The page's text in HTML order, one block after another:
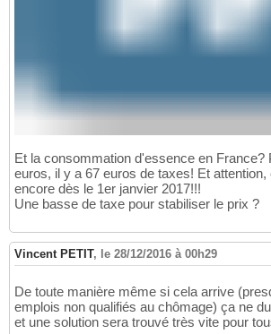
Et la consommation d'essence en France?
euros, il y a 67 euros de taxes! Et attention,
encore dès le 1er janvier 2017!!!
Une basse de taxe pour stabiliser le prix ?
Vincent PETIT, le 28/12/2016 à 00h29
De toute manière même si cela arrive
emplois non qualifiés au chômage) ça ne
et une solution sera trouvé très vite pour